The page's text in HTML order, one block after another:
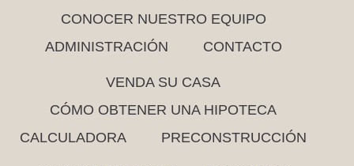
CONOCER NUESTRO EQUIPO
ADMINISTRACIÓN
CONTACTO
VENDA SU CASA
CÓMO OBTENER UNA HIPOTECA
CALCULADORA
PRECONSTRUCCIÓN